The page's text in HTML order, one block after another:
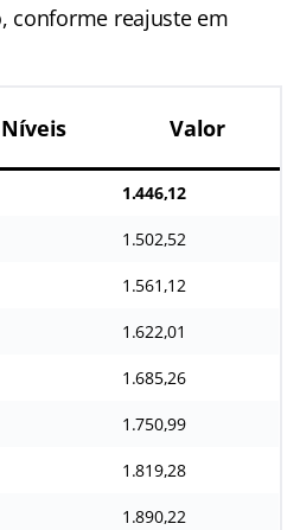
conforme reajuste em
Níveis Valor
1.446,12
1.502,52
1.561,12
1.622,01
1.685,26
1.750,99
1.819,28
1.890,22